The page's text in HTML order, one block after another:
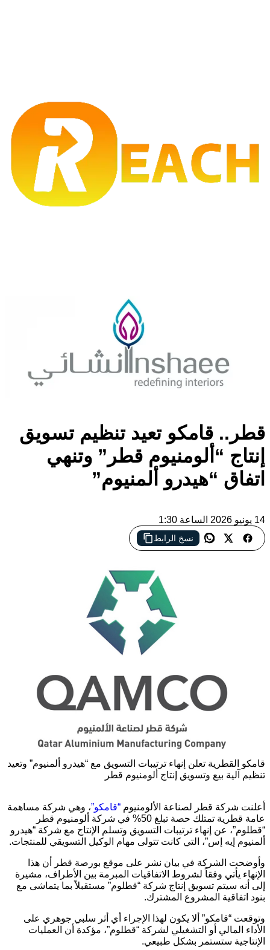
قطر.. قامكو تعيد تنظيم تسويق
إنتاج “ألومنيوم قطر” وتنهي
اتفاق “هيدرو ألمنيوم”
14 يونيو 2026 الساعة 1:30
نسخ الرابط
قامكو القطرية تعلن إنهاء ترتيبات التسويق مع “هيدرو ألمنيوم” وتعيد
تنظيم آلية بيع وتسويق إنتاج ألومنيوم قطر
أعلنت شركة قطر لصناعة الألومنيوم “قامكو”، وهي شركة مساهمة
عامة قطرية تمتلك حصة تبلغ 50% في شركة ألومنيوم قطر
“قطلوم”، عن إنهاء ترتيبات التسويق وتسلم الإنتاج مع شركة “هيدرو
ألمنيوم إيه إس”، التي كانت تتولى مهام الوكيل التسويقي للمنتجات.
وأوضحت الشركة في بيان نشر على موقع بورصة قطر أن هذا
الإنهاء يأتي وفقاً لشروط الاتفاقيات المبرمة بين الأطراف، مشيرة
إلى أنه سيتم تسويق إنتاج شركة “قطلوم” مستقبلاً بما يتماشى مع
بنود اتفاقية المشروع المشترك.
وتوقعت “قامكو” ألا يكون لهذا الإجراء أي أثر سلبي جوهري على
الأداء المالي أو التشغيلي لشركة “قطلوم”، مؤكدة أن العمليات
الإنتاجية ستستمر بشكل طبيعي.